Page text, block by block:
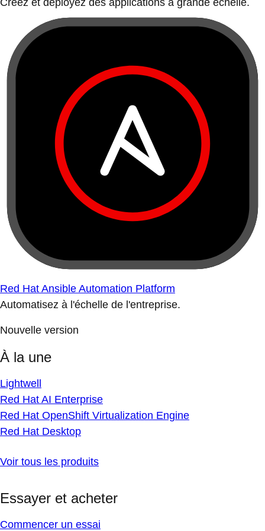
Créez et déployez des applications à grande échelle.
Red Hat Ansible Automation Platform
Automatisez à l'échelle de l'entreprise.
Nouvelle version
À la une
Lightwell
Red Hat AI Enterprise
Red Hat OpenShift Virtualization Engine
Red Hat Desktop
Voir tous les produits
Essayer et acheter
Commencer un essai